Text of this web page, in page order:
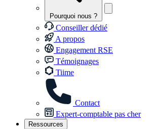
Pourquoi nous ?
Conseiller dédié
A propos
Engagement RSE
Témoignages
Tiime
Contact
Expert-comptable pas cher
Ressources